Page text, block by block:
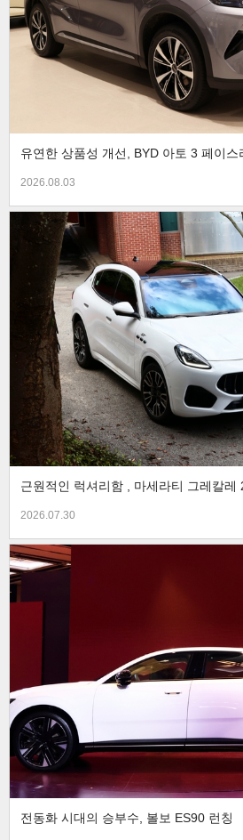
유연한 상품성 개선, BYD 아토 3 페이스
2026.08.03
근원적인 럭셔리함 , 마세라티 그레칼레
2026.07.30
전동화 시대의 승부수, 볼보 ES90 런칭